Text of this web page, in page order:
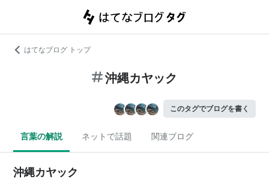
はてなブログ トップ
沖縄カヤック
このタグでブログを書く
言葉の解説 ネットで話題 関連ブログ
沖縄カヤック